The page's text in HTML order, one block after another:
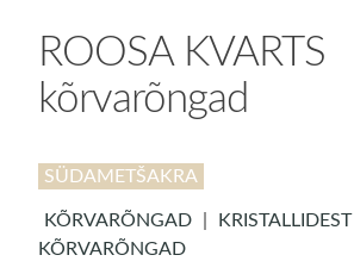
ROOSA KVARTS
kõrvarõngad
KÕRVARÕNGAD
KRISTALLIDEST
KÕRVARÕNGAD
SÜDAMETŠAKRA